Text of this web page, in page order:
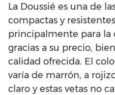
La Doussié es una de
compactas y
principalmente para la
gracias a su precio,
calidad ofrecida. El
varía de marrón, a
claro y estas vetas no